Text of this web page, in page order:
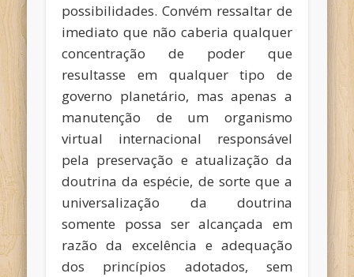
possibilidades. Convém ressaltar de
imediato que não caberia qualquer
concentração de poder que
resultasse em qualquer tipo de
governo planetário, mas apenas a
manutenção de um organismo
virtual internacional responsável
pela preservação e atualização da
doutrina da espécie, de sorte que a
universalização da doutrina
somente possa ser alcançada em
razão da excelência e adequação
dos princípios adotados, sem